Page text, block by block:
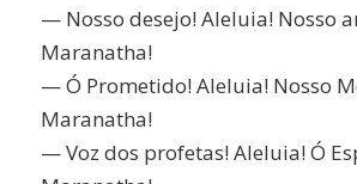
— Nosso desejo! Aleluia! Nosso
Maranatha!
— Ó Prometido! Aleluia! Nosso
Maranatha!
— Voz dos profetas! Aleluia! Ó